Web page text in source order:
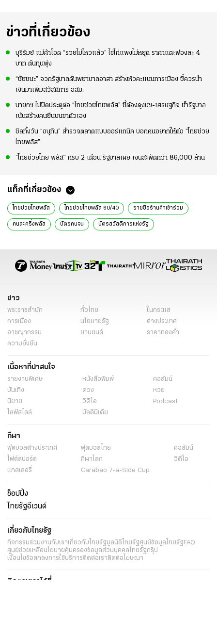
ข่าวที่เกี่ยวข้อง
บุรีรัมย์ แม่ค้าโอด “รวยไม่ไหวแล้ว” ไข่ไก่แพงไม่หยุด ราคาแตะฟองละ 4
บาท ต้นทุนพุ่ง
“ชัยชนะ” จวกรัฐบาลดันพยาบาลอาสา สร้างหัวคะแนนการเมือง ชี้ควรนำ
เงินมาเพิ่มสวัสดิการ อสม.
นายกฯ ไม่ปิดประตูต่อ “ไทยช่วยไทยพลัส” ชี้ต้องดูงบฯ-เศรษฐกิจ ย้ำรัฐบาล
เน้นสร้างคนยืนบนขาตัวเอง
ชิลทั้งวัน “อนุทิน” สำรวจตลาดแบบออร์แกนิค บอกคนอยากให้ต่อ “ไทยช่วย
ไทยพลัส”
“ไทยช่วยไทย พลัส” ครบ 2 เดือน รัฐบาลเผย เงินสะพัดกว่า 86,000 ล้าน
แท็กที่เกี่ยวข้อง
ไทยช่วยไทยพลัส ไทยช่วยไทยพลัส 60/40 รายชื่อร้านค้าเข้าร่วม
คนละครึ่งพลัส บัตรคนจน บัตรสวัสดิการแห่งรัฐ
บริการขนส่งสาธารณะ ร้านสะดวกซื้อแฟรนไชส์
การตรวจสอบรายชื่อร้านค้า
ข่าว
พระราชสำนัก ทั่วไทย
ในกระแส
การเมือง
นโยบายรัฐ
ต่างประเทศ
อาชญากรรม
ยานยนต์
ราคาทองคำ
ความยั่งยืน
เนื้อหาที่น่าสนใจ
รายงานพิเศษ หนังสือพิมพ์
คอลัมน์
บันเทิง
ดวง
หวย
นิยาย
วิดีโอ
Podcast
ไลฟ์สไตล์
มัลติมีเดีย
กีฬา
ฟุตบอลต่่างประเทศ ฟุตบอลไทย
คอลัมน์
ไฟต์สปอร์ต
กีฬาโลก
วิดีโอ
แกลเลอรี่
Carabao 7-a-Side Cup
ช็อปปิ้ง
ไทยรัฐอีเวนต์
เกี่ยวกับไทยรัฐ
กิจกรรมร่วมงานกับเราเกี่ยวกับไทยรัฐมูลนิธิไทยรัฐศูนย์ข้อมูลไทยรัฐ FAQ
ศูนย์ช่วยเหลือนโยบายคุ้มครองข้อมูลส่วนบุคคลไทยรัฐกรุ๊ป
เงื่อนไขข้อตกลงการใช้บริการติดต่อเราติดต่อโฆษณา
ติดตามเราได้ที่